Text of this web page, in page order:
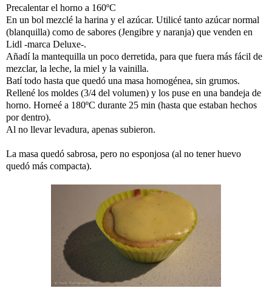
Precalentar el horno a 160ºC
En un bol mezclé la harina y el azúcar. Utilicé tanto azúcar normal
(blanquilla) como de sabores (Jengibre y naranja) que venden en
Lidl -marca Deluxe-.
Añadí la mantequilla un poco derretida, para que fuera más fácil de
mezclar, la leche, la miel y la vainilla.
Batí todo hasta que quedó una masa homogénea, sin grumos.
Rellené los moldes (3/4 del volumen) y los puse en una bandeja de
horno. Horneé a 180ºC durante 25 min (hasta que estaban hechos
por dentro).
Al no llevar levadura, apenas subieron.
La masa quedó sabrosa, pero no esponjosa (al no tener huevo
quedó más compacta).